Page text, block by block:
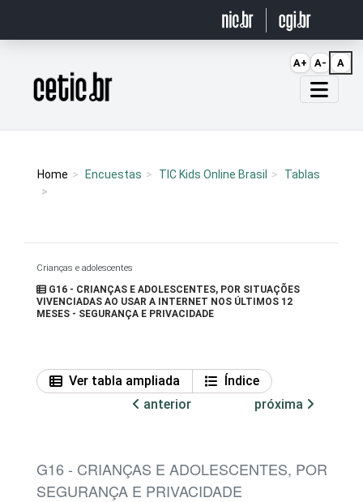
Página inicial
Home Encuestas TIC Kids Online Brasil Tablas
Crianças e adolescentes
G16 - CRIANÇAS E ADOLESCENTES, POR SITUAÇÕES
VIVENCIADAS AO USAR A INTERNET NOS ÚLTIMOS 12
MESES - SEGURANÇA E PRIVACIDADE
Ver tabla ampliada
Índice
anterior
próxima
G16 - CRIANÇAS E ADOLESCENTES, POR
SEGURANÇA E PRIVACIDADE
A+ A- A